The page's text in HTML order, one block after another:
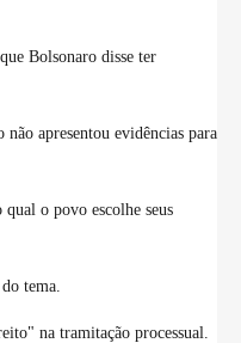
Bolsonaro disse ter
apresentou evidências para
o povo escolhe seus
tema.
na tramitação processual.